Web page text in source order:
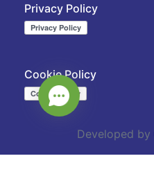
Privacy Policy
Cookie Policy
Developed by